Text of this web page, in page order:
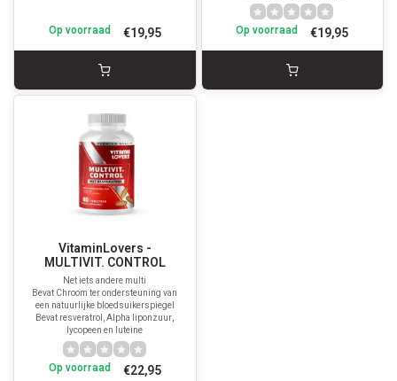
€19,95
Op voorraad €19,95
Op voorraad
VitaminLovers -
MULTIVIT. CONTROL
Net iets andere multi
Bevat Chroom ter ondersteuning van
een natuurlijke bloedsuikerspiegel
Bevat resveratrol, Alpha liponzuur,
lycopeen en luteine
€22,95
Op voorraad